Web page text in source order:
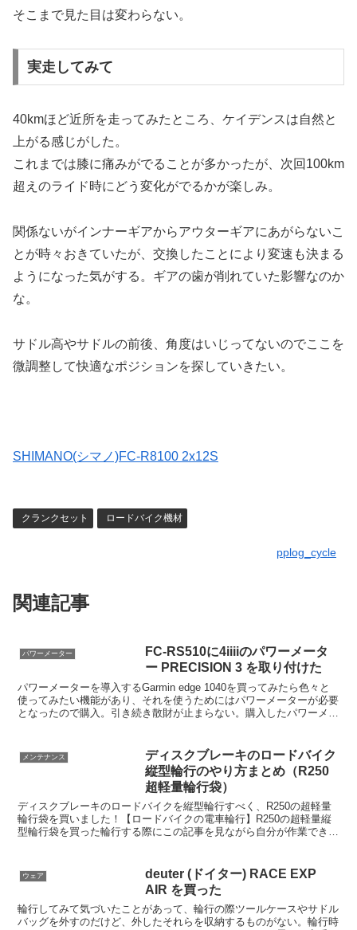
そこまで見た目は変わらない。
実走してみて
40kmほど近所を走ってみたところ、ケイデンスは自然と
上がる感じがした。
これまでは膝に痛みがでることが多かったが、次回100km
超えのライド時にどう変化がでるかが楽しみ。
関係ないがインナーギアからアウターギアにあがらないこ
とが時々おきていたが、交換したことにより変速も決まる
ようになった気がする。ギアの歯が削れていた影響なのか
な。
サドル高やサドルの前後、角度はいじってないのでここを
微調整して快適なポジションを探していきたい。
SHIMANO(シマノ)FC-R8100 2x12S
クランクセット ロードバイク機材
pplog_cycle
関連記事
パワーメーター
FC-RS510に4iiiiのパワーメータ
ー PRECISION 3 を取り付けた
パワーメーターを導入するGarmin edge 1040を買ってみたら色々と
使ってみたい機能があり、それを使うためにはパワーメーターが必要
となったので購入。引き続き散財が止まらない。購入したパワーメー
メンテナンス
ディスクブレーキのロードバイク
縦型輪行のやり方まとめ（R250
超軽量輪行袋）
ディスクブレーキのロードバイクを縦型輪行すべく、R250の超軽量
輪行袋を買いました！【ロードバイクの電車輪行】R250の超軽量縦
型輪行袋を買った輪行する際にこの記事を見ながら自分が作業できる
ウェア
deuter (ドイター) RACE EXP
AIR を買った
輪行してみて気づいたことがあって、輪行の際ツールケースやサドル
バッグを外すのだけど、外したそれらを収納するものがない。輪行時